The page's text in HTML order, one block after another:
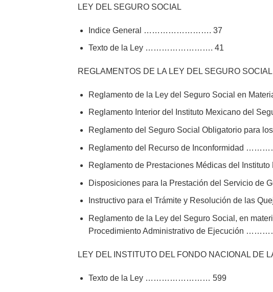
LEY DEL SEGURO SOCIAL
Indice General ……………………. 37
Texto de la Ley ……………………. 41
REGLAMENTOS DE LA LEY DEL SEGURO SOCIAL
Reglamento de la Ley del Seguro Social en
Reglamento Interior del Instituto Mexicano del
Reglamento del Seguro Social Obligatorio para
Reglamento del Recurso de Inconformidad
Reglamento de Prestaciones Médicas del
Disposiciones para la Prestación del Servicio
Instructivo para el Trámite y Resolución de las
Reglamento de la Ley del Seguro Social, en
Procedimiento Administrativo de Ejecución
LEY DEL INSTITUTO DEL FONDO NACIONAL DE
Texto de la Ley …………………… 599